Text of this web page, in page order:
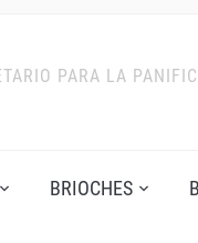
PARA LA
BRIOCHES